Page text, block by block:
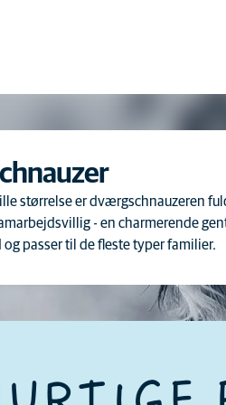
størrelse er dværgschnauzeren
- en charmerende
passer til de fleste typer familier.
andre.